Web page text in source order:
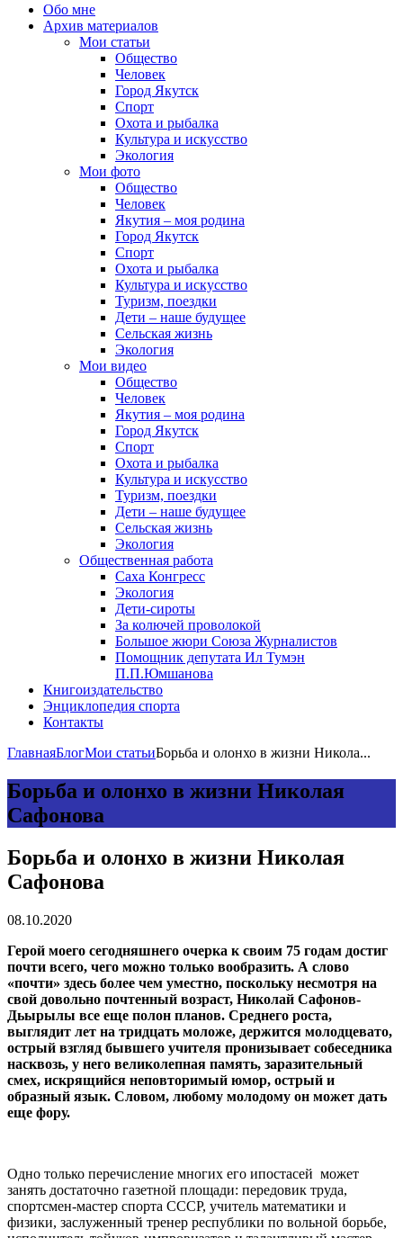
Обо мне
Архив материалов
Мои статьи
Общество
Человек
Город Якутск
Спорт
Охота и рыбалка
Культура и искусство
Экология
Мои фото
Общество
Человек
Якутия – моя родина
Город Якутск
Спорт
Охота и рыбалка
Культура и искусство
Туризм, поездки
Дети – наше будущее
Сельская жизнь
Экология
Мои видео
Общество
Человек
Якутия – моя родина
Город Якутск
Спорт
Охота и рыбалка
Культура и искусство
Туризм, поездки
Дети – наше будущее
Сельская жизнь
Экология
Общественная работа
Саха Конгресс
Экология
Дети-сироты
За колючей проволокой
Большое жюри Союза Журналистов
Помощник депутата Ил Тумэн
П.П.Юмшанова
Книгоиздательство
Энциклопедия спорта
Контакты
ГлавнаяБлогМои статьиБорьба и олонхо в жизни Никола...
Борьба и олонхо в жизни Николая
Сафонова
Борьба и олонхо в жизни Николая
Сафонова
08.10.2020
Герой моего сегодняшнего очерка к своим 75 годам достиг
почти всего, чего можно только вообразить. А слово
«почти» здесь более чем уместно, поскольку несмотря на
свой довольно почтенный возраст, Николай Сафонов-
Дьырылы все еще полон планов. Среднего роста,
выглядит лет на тридцать моложе, держится молодцевато,
острый взгляд бывшего учителя пронизывает собеседника
насквозь, у него великолепная память, заразительный
смех, искрящийся неповторимый юмор, острый и
образный язык. Словом, любому молодому он может дать
еще фору.
Одно только перечисление многих его ипостасей может
занять достаточно газетной площади: передовик труда,
спортсмен-мастер спорта СССР, учитель математики и
физики, заслуженный тренер республики по вольной борьбе,